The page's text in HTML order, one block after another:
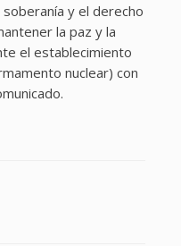
y el derecho
la paz y la
el establecimiento
nuclear) con